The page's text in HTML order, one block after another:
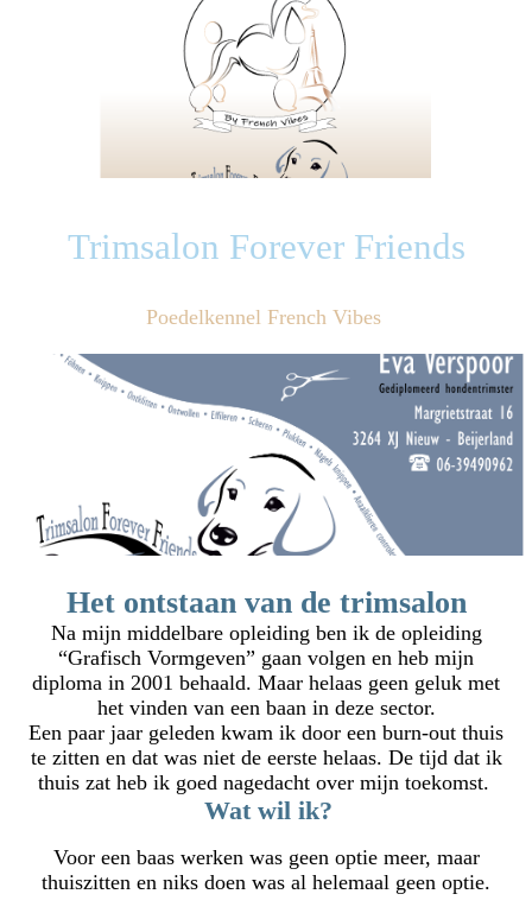
Trimsalon Forever Friends
Poedelkennel French Vibes
Het ontstaan van de trimsalon
Na mijn middelbare opleiding ben ik de opleiding
“Grafisch Vormgeven” gaan volgen en heb mijn
diploma in 2001 behaald. Maar helaas geen geluk met
het vinden van een baan in deze sector.
Een paar jaar geleden kwam ik door een burn-out thuis
te zitten en dat was niet de eerste helaas. De tijd dat ik
thuis zat heb ik goed nagedacht over mijn toekomst.
Wat wil ik?
Voor een baas werken was geen optie meer, maar
thuiszitten en niks doen was al helemaal geen optie.